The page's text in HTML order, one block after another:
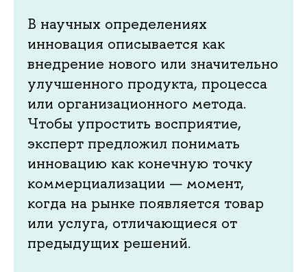
В научных определениях
инновация описывается как
внедрение нового или значительно
улучшенного продукта, процесса
или организационного метода.
Чтобы упростить восприятие,
эксперт предложил понимать
инновацию как конечную точку
коммерциализации — момент,
когда на рынке появляется товар
или услуга, отличающиеся от
предыдущих решений.